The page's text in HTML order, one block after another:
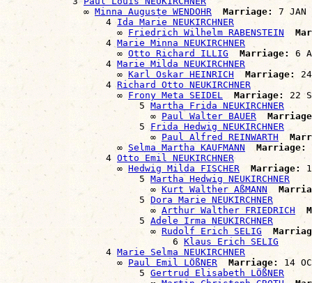
              ∞
Minna Auguste WENDOHR Marriage:
7 JAN
                  4
Ida Marie NEUKIRCHNER
                    ∞
Friedrich Wilhelm RABENSTEIN
                  4
Marie Minna NEUKIRCHNER
                    ∞
Otto Richard ILLIG Marriage:
6
                  4
Marie Milda NEUKIRCHNER
                    ∞
Karl Oskar HEINRICH Marriage:
                  4
Richard Otto NEUKIRCHNER
                    ∞
Frony Meta SEIDEL Marriage:
22
                        5
Martha Frida NEUKIRCHNER
                          ∞
Paul Walter BAUER
                        5
Frida Hedwig NEUKIRCHNER
                          ∞
Paul Alfred REINWARTH
                    ∞
Selma Martha KAUFMANN Marriage:
                  4
Otto Emil NEUKIRCHNER
                    ∞
Hedwig Milda FISCHER Marriage:
                        5
Martha Hedwig NEUKIRCHNER
                          ∞
Kurt Walther AßMANN
                        5
Dora Marie NEUKIRCHNER
                          ∞
Arthur Walther FRIEDRICH
                        5
Adele Irma NEUKIRCHNER
                          ∞
Rudolf Erich SELIG
                              6
Klaus Erich SELIG
                  4
Marie Selma NEUKIRCHNER
                    ∞
Paul Emil LÖßNER Marriage:
14
                        5
Gertrud Elisabeth LÖßNER